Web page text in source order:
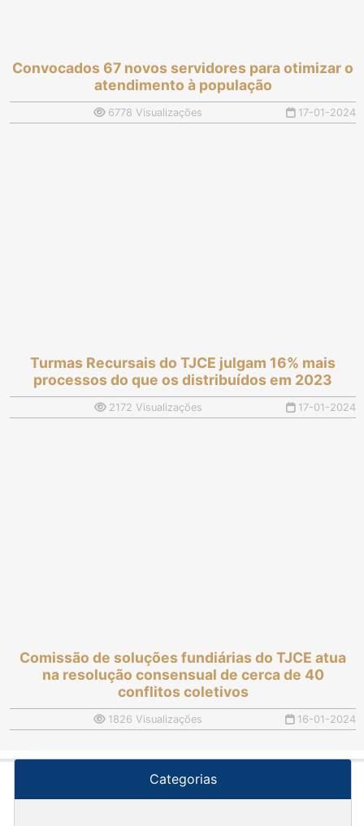
Convocados 67 novos servidores para otimizar o
atendimento à população
6778 Visualizações 17-01-2024
Turmas Recursais do TJCE julgam 16% mais
processos do que os distribuídos em 2023
2172 Visualizações 17-01-2024
Comissão de soluções fundiárias do TJCE atua
na resolução consensual de cerca de 40
conflitos coletivos
1826 Visualizações 16-01-2024
Categorias